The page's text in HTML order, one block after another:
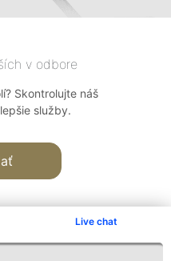
Live chat
v odbore
Skontrolujte náš
služby.